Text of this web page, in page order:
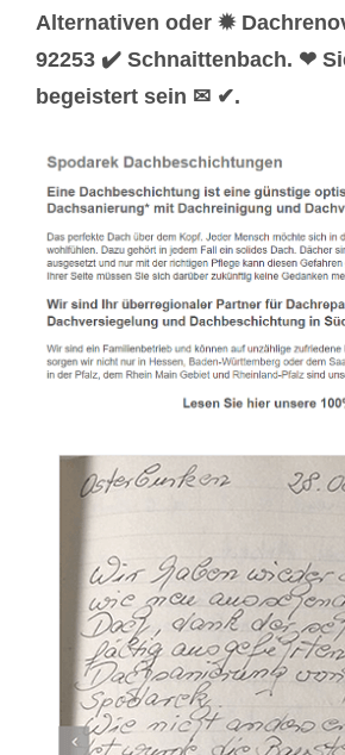
Alternativen oder ✹
92253 ✔️ Schnaittenbach. ❤
begeistert sein ✉ ✔.